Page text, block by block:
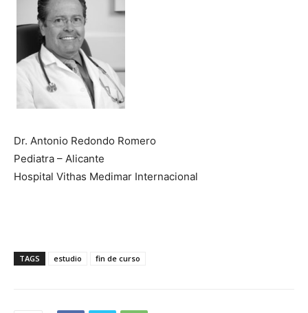
Dr. Antonio Redondo Romero
Pediatra – Alicante
Hospital Vithas Medimar Internacional
TAGS estudio fin de curso